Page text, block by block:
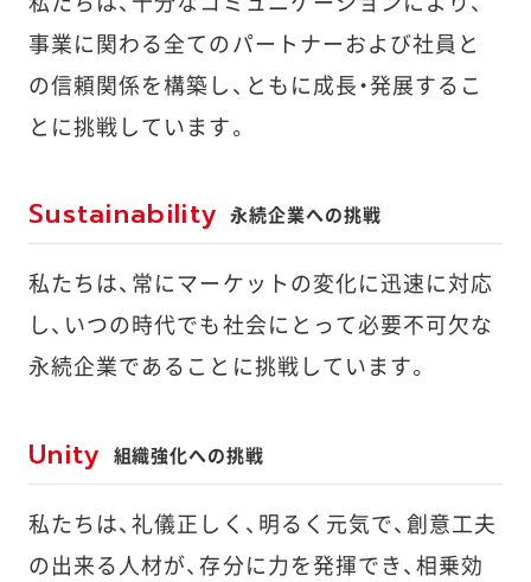
事業に関わる全てのパートナーおよび社員と
の信頼関係を構築し、ともに成長・発展するこ
とに挑戦しています。
Sustainability 永続企業への挑戦
私たちは、常にマーケットの変化に迅速に対応
し、いつの時代でも社会にとって必要不可欠な
永続企業であることに挑戦しています。
Unity 組織強化への挑戦
私たちは、礼儀正しく、明るく元気で、創意工夫
の出来る人材が、存分に力を発揮でき、相乗効